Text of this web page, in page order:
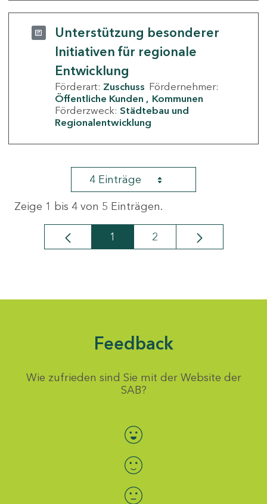
Unterstützung besonderer
Initiativen für regionale
Entwicklung
Förderart: Zuschuss Fördernehmer:
Öffentliche Kunden
Kommunen
Förderzweck: Städtebau und
Regionalentwicklung
4 Einträge
Zeige 1 bis 4 von 5 Einträgen.
Seite
1 Seite
2
Feedback
Wie zufrieden sind Sie mit der Website der
SAB?
Bewertung auswählen